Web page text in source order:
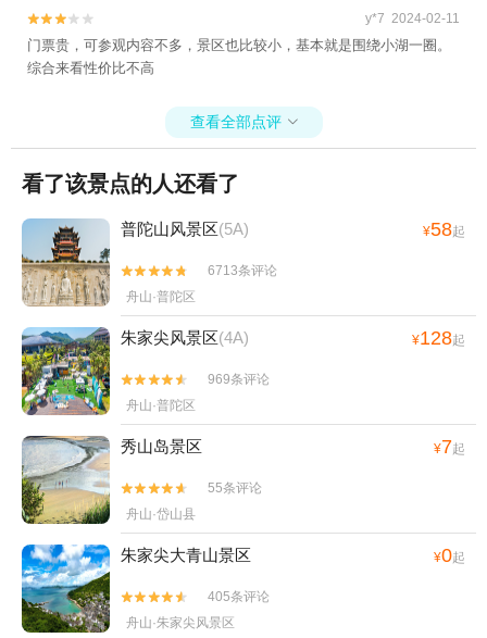

 y*7 2024-02-11
门票贵，可参观内容不多，景区也比较小，基本就是围绕小湖一圈。
综合来看性价比不高
查看全部点评 
看了该景点的人还看了
普陀山风景区(5A) ¥58起


6713条评论
舟山·普陀区
朱家尖风景区(4A) ¥128起


969条评论
舟山·普陀区
秀山岛景区 ¥7起


55条评论
舟山·岱山县
朱家尖大青山景区 ¥0起


405条评论
舟山·朱家尖风景区